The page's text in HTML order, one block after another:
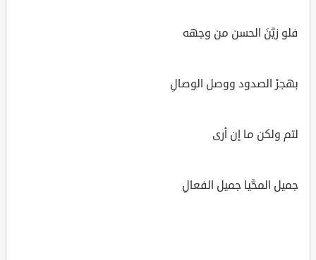
فلو زيَّنَ الحسن من وجهه
بهجرْ الصدود ووصل الوصالِ
لتم ولكن ما إن أرى
جميل المحَّيا جميل الفعالِ